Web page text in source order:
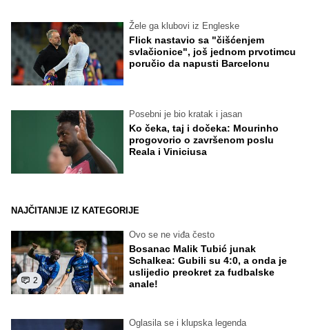
Žele ga klubovi iz Engleske
Flick nastavio sa "čišćenjem
svlačionice", još jednom prvotimcu
poručio da napusti Barcelonu
Posebni je bio kratak i jasan
Ko čeka, taj i dočeka: Mourinho
progovorio o završenom poslu
Reala i Viniciusa
NAJČITANIJE IZ KATEGORIJE
2
Ovo se ne viđa često
Bosanac Malik Tubić junak
Schalkea: Gubili su 4:0, a onda je
uslijedio preokret za fudbalske
anale!
Oglasila se i klupska legenda